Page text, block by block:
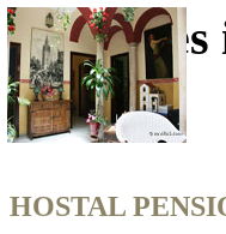
Zurück
HOSTAL